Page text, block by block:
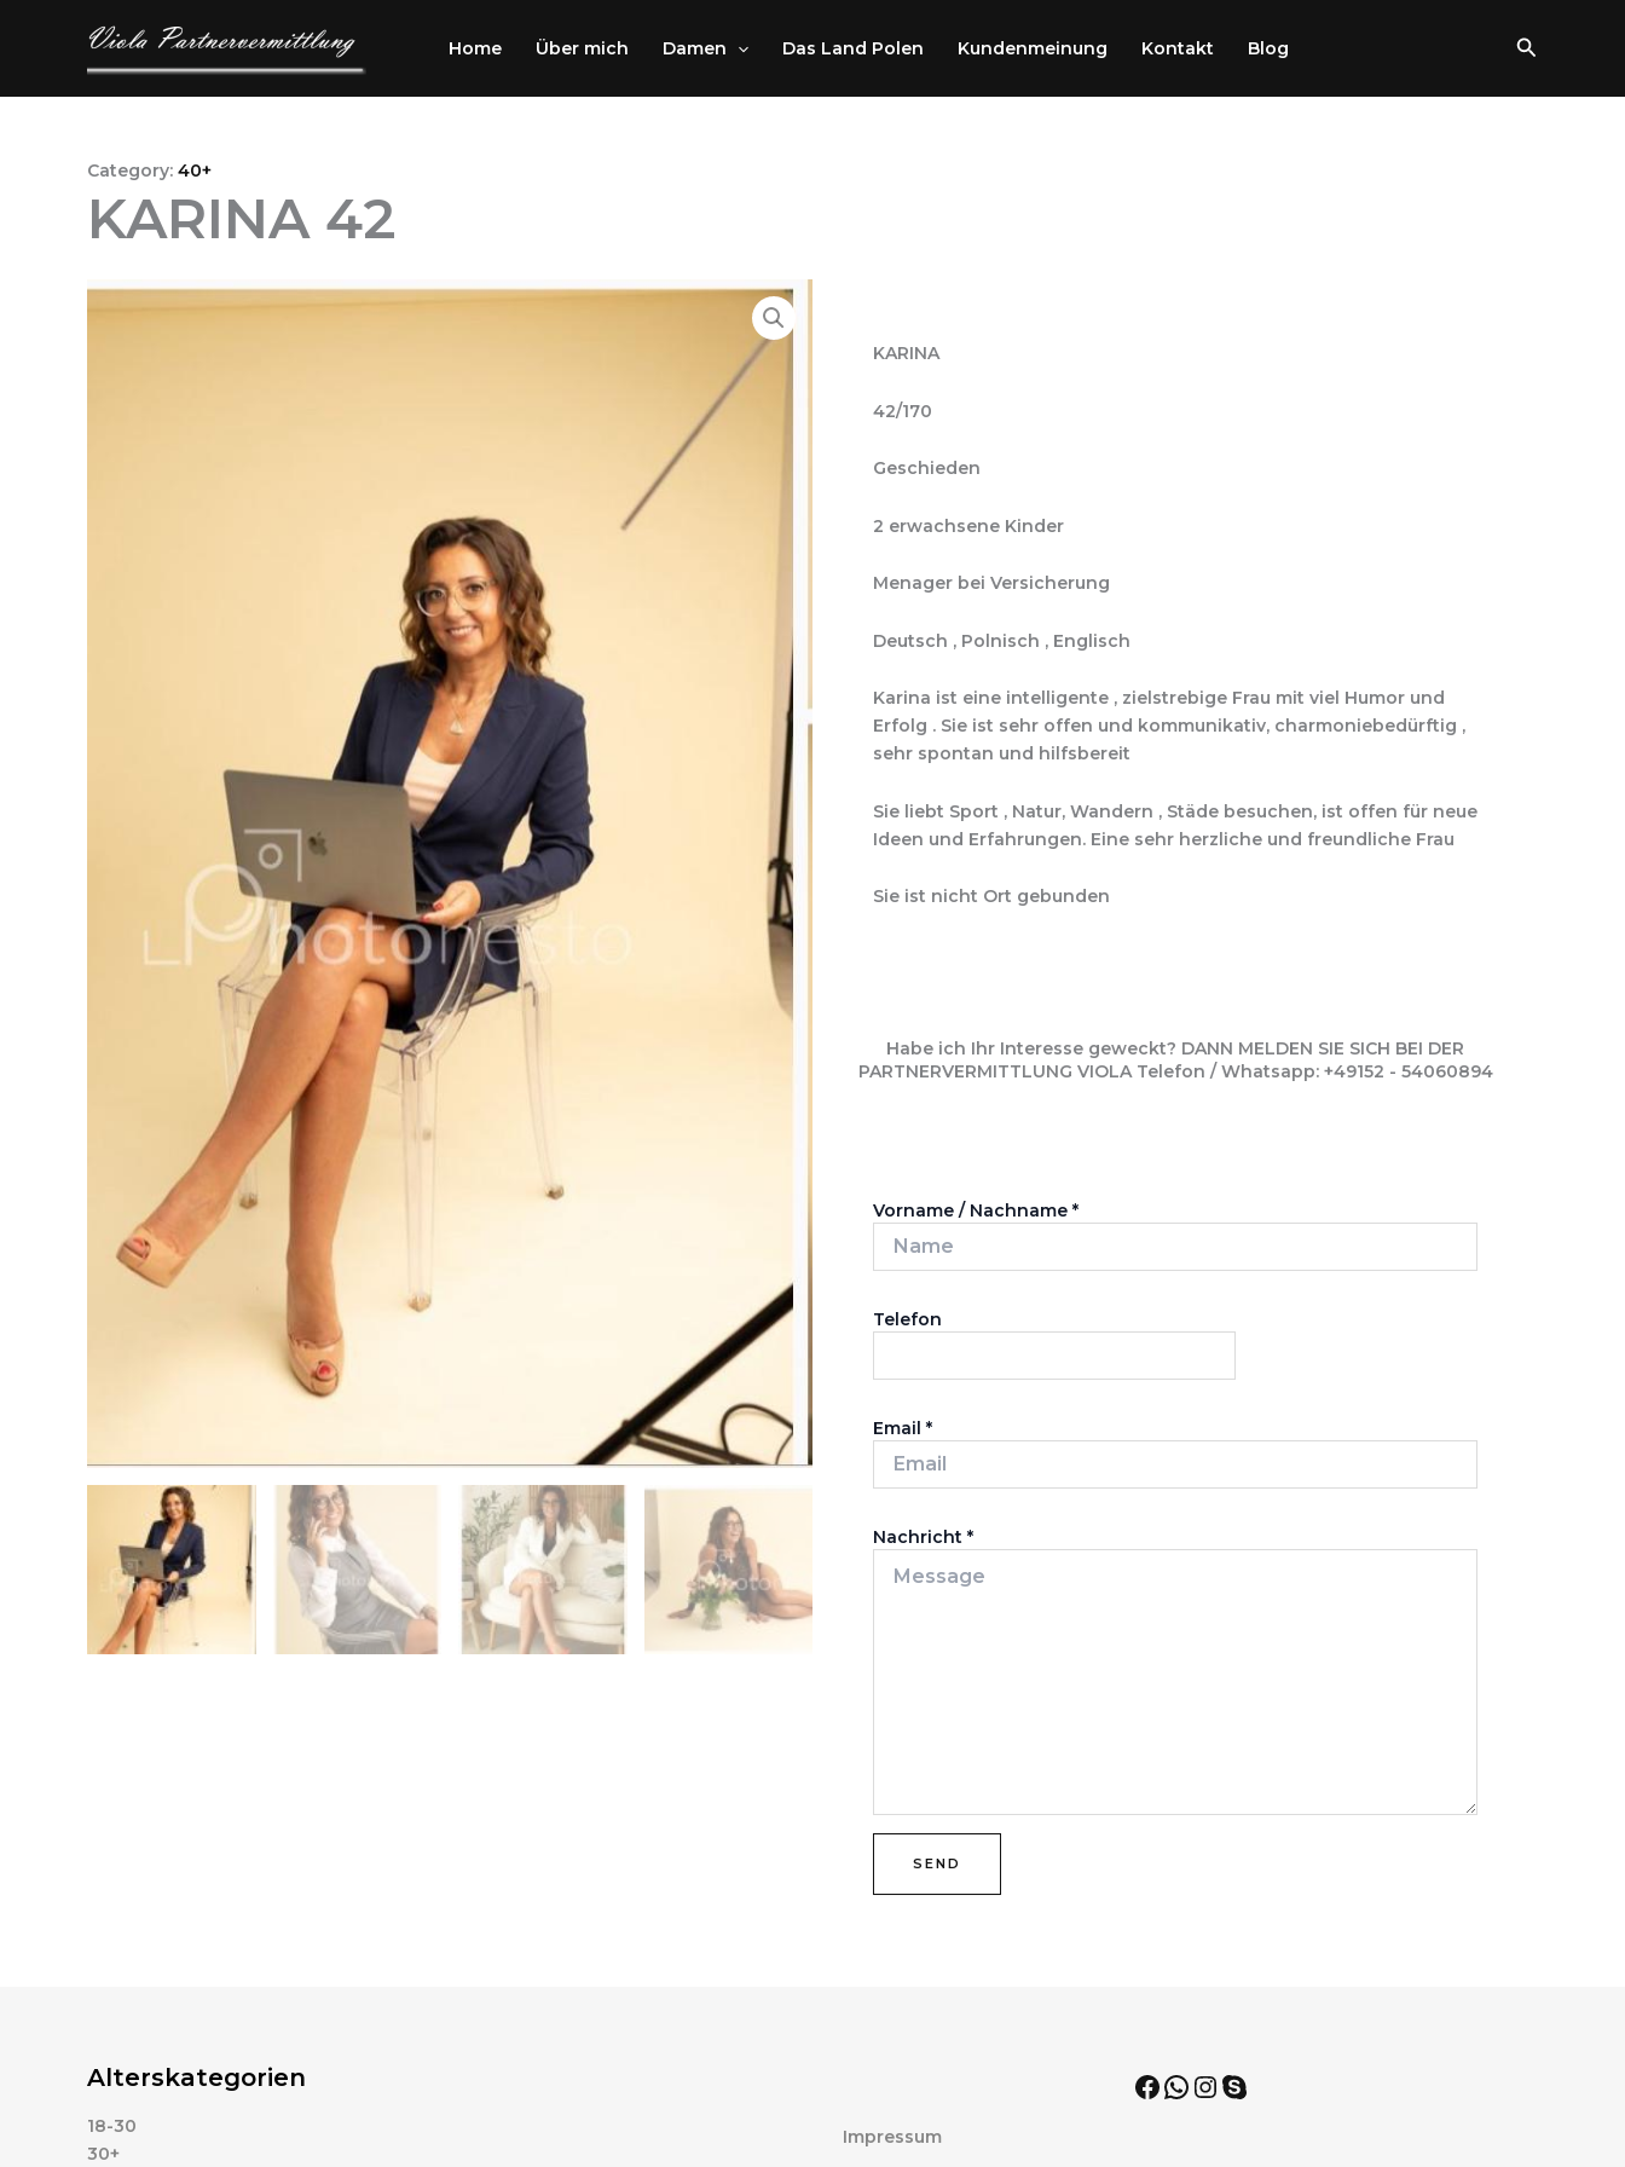
Home Über mich Damen Das Land Polen Kundenmeinung Kontakt Blog Szukaj
Category: 40+
KARINA 42
KARINA
42/170
Geschieden
2 erwachsene Kinder
Menager bei Versicherung
Deutsch , Polnisch , Englisch
Karina ist eine intelligente , zielstrebige Frau mit viel Humor und
Erfolg . Sie ist sehr offen und kommunikativ, charmoniebedürftig ,
sehr spontan und hilfsbereit
Sie liebt Sport , Natur, Wandern , Städe besuchen, ist offen für neue
Ideen und Erfahrungen. Eine sehr herzliche und freundliche Frau
Sie ist nicht Ort gebunden
Habe ich Ihr Interesse geweckt? DANN MELDEN SIE SICH BEI DER
PARTNERVERMITTLUNG VIOLA Telefon / Whatsapp: +49152 - 54060894
Vorname / Nachname *
Telefon
Email *
Nachricht *
SEND
Alterskategorien
18-30
30+
Impressum